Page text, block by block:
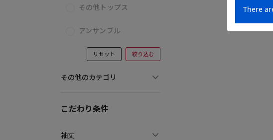
その他トップス
アンサンブル
リセット 絞り込む
その他のカテゴリ
こだわり条件
袖丈